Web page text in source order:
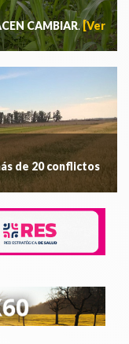
CAMBIAR.[Ver
de 20 conflictos